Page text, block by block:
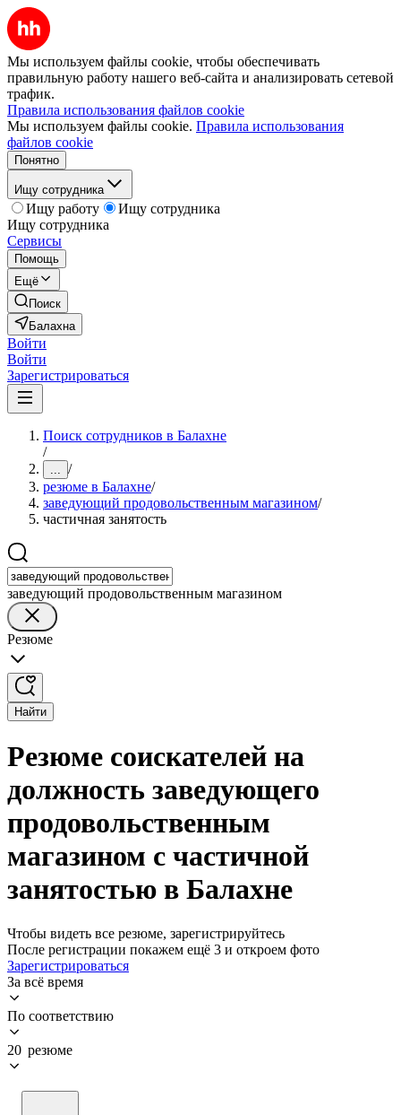
Мы используем файлы cookie, чтобы обеспечивать
правильную работу нашего веб-сайта и анализировать сетевой
трафик.
Правила использования файлов cookie
Мы используем файлы cookie. Правила использования
файлов cookie
Понятно
Ищу сотрудника
Ищу работу
Ищу сотрудника
Ищу сотрудника
Сервисы
Помощь
Ещё
Поиск
Балахна
Войти
Войти
Зарегистрироваться
Поиск сотрудников в Балахне
/
... /
резюме в Балахне/
заведующий продовольственным магазином/
частичная занятость
заведующий продовольственным магазином
Резюме
Найти
Резюме соискателей на
должность заведующего
продовольственным
магазином с частичной
занятостью в Балахне
Чтобы видеть все резюме, зарегистрируйтесь
После регистрации покажем ещё 3 и откроем фото
Зарегистрироваться
За всё время
По соответствию
20 резюме